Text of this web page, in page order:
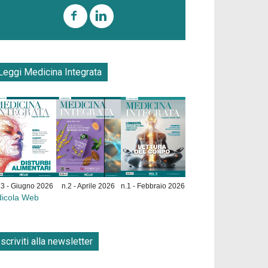
Medicina Integrata
- Giugno 2026 n.2 - Aprile 2026 n.1 - Febbraio 2026
Web
alla newsletter